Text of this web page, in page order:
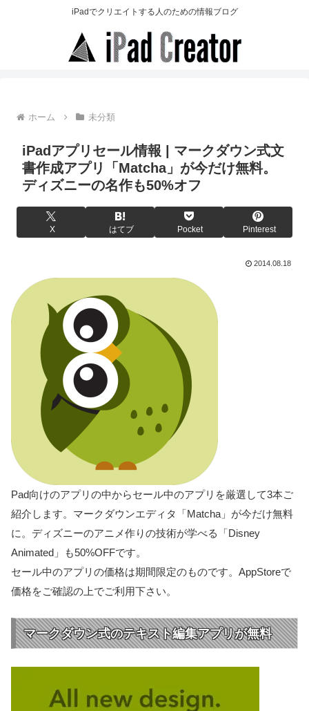
iPadでクリエイトする人のための情報ブログ
ホーム 未分類
iPadアプリセール情報 | マークダウン式文
書作成アプリ「Matcha」が今だけ無料。
ディズニーの名作も50%オフ
X はてブ Pocket Pinterest
2014.08.18
Pad向けのアプリの中からセール中のアプリを厳選して3本ご
紹介します。マークダウンエディタ「Matcha」が今だけ無料
に。ディズニーのアニメ作りの技術が学べる「Disney
Animated」も50%OFFです。
セール中のアプリの価格は期間限定のものです。AppStoreで
価格をご確認の上でご利用下さい。
マークダウン式のテキスト編集アプリが無料